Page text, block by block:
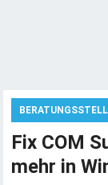
Fix COM
mehr in